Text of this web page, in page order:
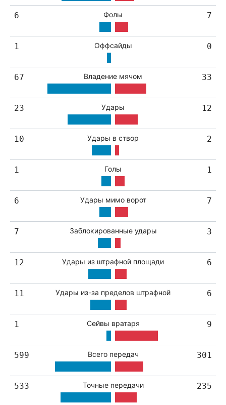
6 Фолы 7
1 Оффсайды 0
67 Владение мячом 33
23 Удары 12
10 Удары в створ 2
1 Голы 1
6 Удары мимо ворот 7
7 Заблокированные удары 3
12 Удары из штрафной площади 6
11 Удары из-за пределов штрафной 6
1 Сейвы вратаря 9
599 Всего передач 301
533 Точные передачи 235